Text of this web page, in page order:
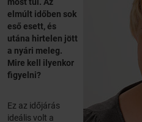
elmúlt időben sok
eső esett, és
utána hirtelen jött
a nyári meleg.
Mire kell ilyenkor
figyelni?
Ez az időjárás
ideális volt a